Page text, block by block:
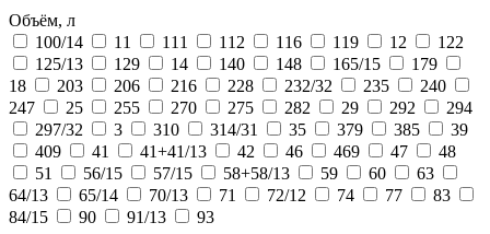
Объём, л
100/14
11 111 112 116 119 12
122
125/13
129 14 140 148 165/15
179
18
203 206 216 228 232/32 235
240
247
25 255 270 275 282 29 292
294
297/32
3 310 314/31 35 379 385
39
409
41 41+41/13 42 46 469 47
48
51
56/15 57/15 58+58/13 59 60
63
64/13
65/14 70/13 71 72/12 74 77
83
84/15
90 91/13
93